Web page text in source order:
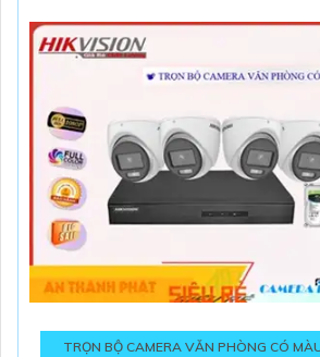
TRỌN BỘ CAMERA VĂN PHÒNG CÓ